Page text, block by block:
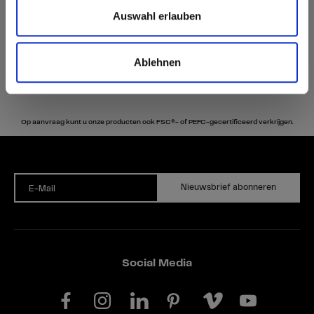
Auswahl erlauben
Ablehnen
Op aanvraag kunt u onze producten ook FSC®- of PEFC-gecertificeerd verkrijgen.
E-Mail Nieuwsbrief abonneren
Social Media